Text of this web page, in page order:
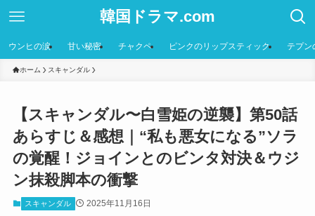
韓国ドラマ.com
ウンヒの涙 甘い秘密 チャクペ ピンクのリップスティック テプン
ホーム スキャンダル
【スキャンダル〜白雪姫の逆襲】第50話
あらすじ＆感想｜“私も悪女になる”ソラ
の覚醒！ジョインとのビンタ対決＆ウジ
ン抹殺脚本の衝撃
スキャンダル 2025年11月16日